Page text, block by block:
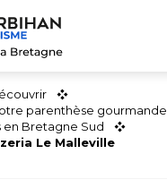
parenthèse gourmande
en Bretagne Sud
Le Malleville